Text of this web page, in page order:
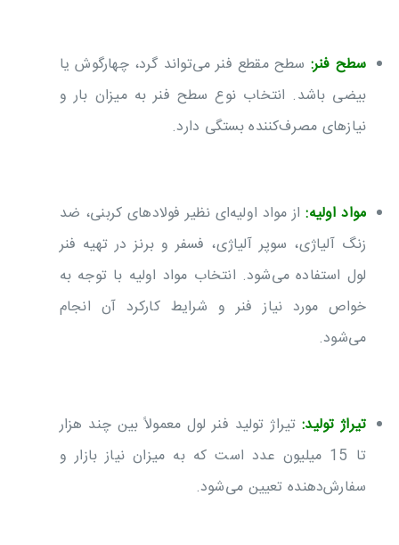
سطح فنر: سطح مقطع فنر می‌تواند گرد، چهارگوش یا
بیضی باشد. انتخاب نوع سطح فنر به میزان بار و
نیازهای مصرف‌کننده بستگی دارد.
مواد اولیه: از مواد اولیه‌ای نظیر فولادهای کربنی، ضد
زنگ آلیاژی، سوپر آلیاژی، فسفر و برنز در تهیه فنر
لول استفاده می‌شود. انتخاب مواد اولیه با توجه به
خواص مورد نیاز فنر و شرایط کارکرد آن انجام
می‌شود.
تیراژ تولید: تیراژ تولید فنر لول معمولاً بین چند هزار
تا 15 میلیون عدد است که به میزان نیاز بازار و
سفارش‌دهنده تعیین می‌شود.